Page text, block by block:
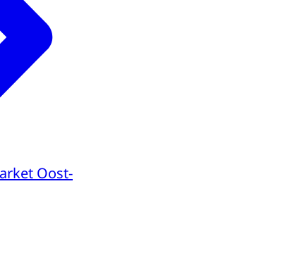
Oost-